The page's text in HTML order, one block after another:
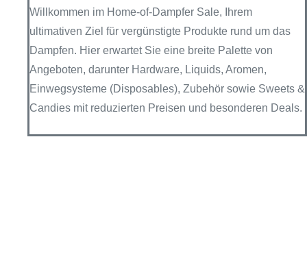
Willkommen im Home-of-Dampfer Sale, Ihrem
ultimativen Ziel für vergünstigte Produkte rund um das
Dampfen. Hier erwartet Sie eine breite Palette von
Angeboten, darunter Hardware, Liquids, Aromen,
Einwegsysteme (Disposables), Zubehör sowie Sweets &
Candies mit reduzierten Preisen und besonderen Deals.